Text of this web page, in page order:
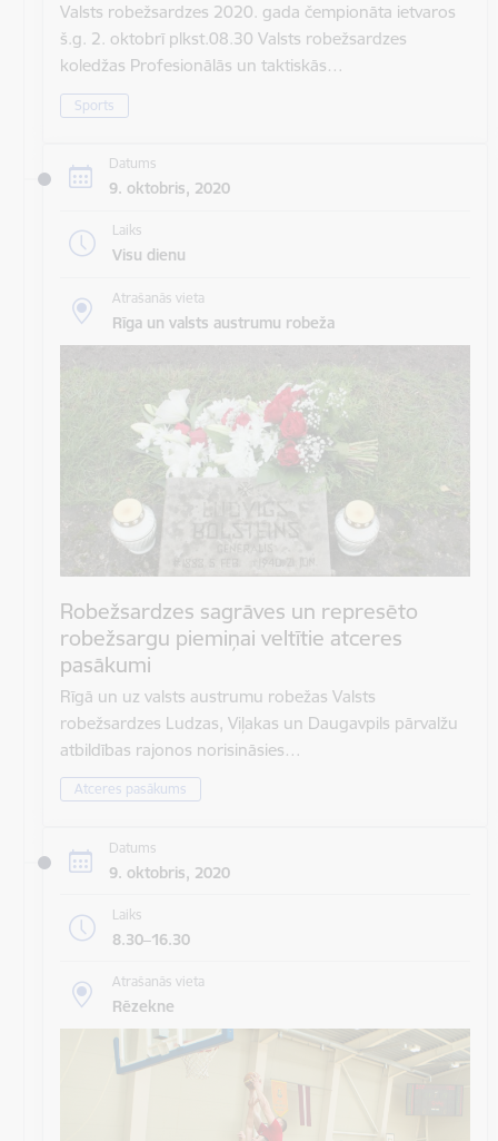
Valsts robežsardzes 2020. gada čempionāta ietvaros
š.g. 2. oktobrī plkst.08.30 Valsts robežsardzes
koledžas Profesionālās un taktiskās…
Sports
Datums
9. oktobris, 2020
Laiks
Visu dienu
Atrašanās vieta
Rīga un valsts austrumu robeža
Robežsardzes sagrāves un represēto
robežsargu piemiņai veltītie atceres
pasākumi
Rīgā un uz valsts austrumu robežas Valsts
robežsardzes Ludzas, Viļakas un Daugavpils pārvalžu
atbildības rajonos norisināsies…
Atceres pasākums
Datums
9. oktobris, 2020
Laiks
8.30–16.30
Atrašanās vieta
Rēzekne